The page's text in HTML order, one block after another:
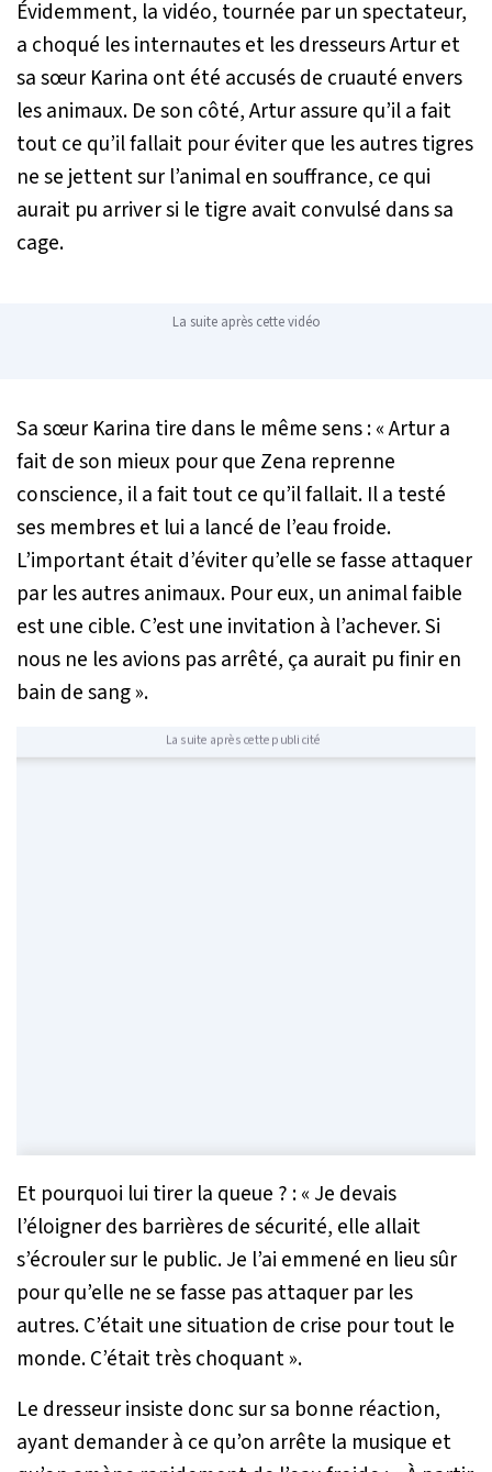
Évidemment, la vidéo, tournée par un spectateur,
a choqué les internautes et les dresseurs Artur et
sa sœur Karina ont été accusés de cruauté envers
les animaux. De son côté, Artur assure qu’il a fait
tout ce qu’il fallait pour éviter que les autres tigres
ne se jettent sur l’animal en souffrance, ce qui
aurait pu arriver si le tigre avait convulsé dans sa
cage.
La suite après cette vidéo
Sa sœur Karina tire dans le même sens :« Artur a
fait de son mieux pour que Zena reprenne
conscience, il a fait tout ce qu’il fallait. Il a testé
ses membres et lui a lancé de l’eau froide.
L’important était d’éviter qu’elle se fasse attaquer
par les autres animaux. Pour eux, un animal faible
est une cible. C’est une invitation à l’achever. Si
nous ne les avions pas arrêté, ça aurait pu finir en
bain de sang ».
La suite après cette publicité
Et pourquoi lui tirer la queue ? :« Je devais
l’éloigner des barrières de sécurité, elle allait
s’écrouler sur le public. Je l’ai emmené en lieu sûr
pour qu’elle ne se fasse pas attaquer par les
autres. C’était une situation de crise pour tout le
monde. C’était très choquant ».
Le dresseur insiste donc sur sa bonne réaction,
ayant demander à ce qu’on arrête la musique et